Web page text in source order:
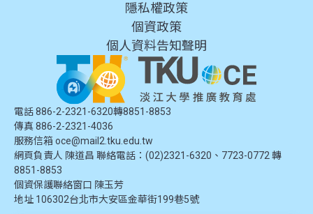
隱私權政策
個資政策
個人資料告知聲明
電話 886-2-2321-6320轉8851-8853
傳真 886-2-2321-4036
服務信箱 oce@mail2.tku.edu.tw
網頁負責人 陳道昌 聯絡電話：(02)2321-6320、7723-0772 轉
8851-8853
個資保護聯絡窗口 陳玉芳
地址 106302台北市大安區金華街199巷5號